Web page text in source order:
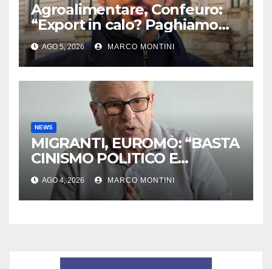
Agroalimentare, Confeuro:
“Export in calo? Paghiamo
prezzo accondiscendenza Ue
e Italia con Usa”
AGO 5, 2026 MARCO MONTINI
NEWS
MIGRANTI, EUROMÒ: “BASTA
CINISMO POLITICO E
MACABRA INDIFFERENZA
DEI VERTICI EUROPEI”
AGO 4, 2026 MARCO MONTINI